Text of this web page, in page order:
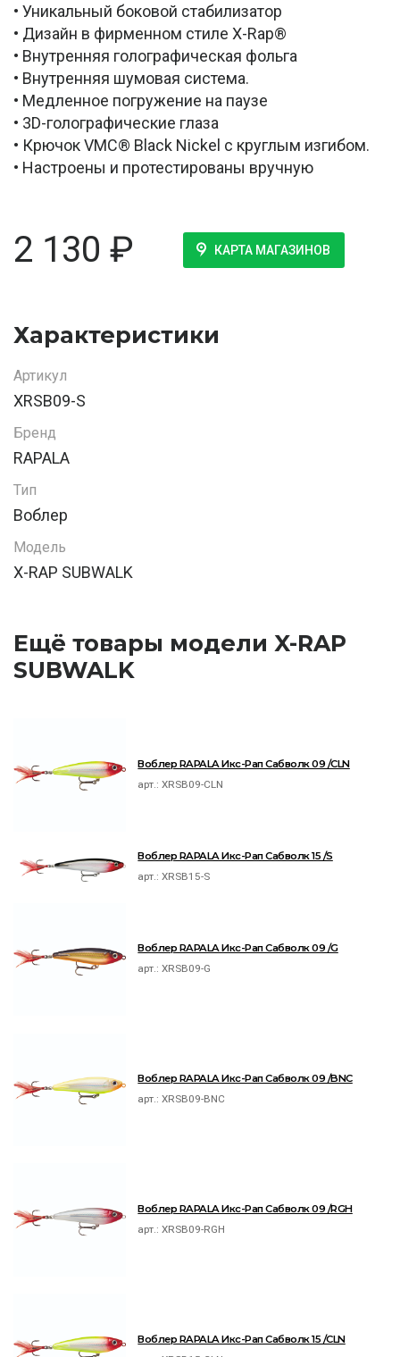
• Уникальный боковой стабилизатор
• Дизайн в фирменном стиле X-Rap®
• Внутренняя голографическая фольга
• Внутренняя шумовая система.
• Медленное погружение на паузе
• 3D-голографические глаза
• Крючок VMC® Black Nickel с круглым изгибом.
• Настроены и протестированы вручную
2 130 ₽ КАРТА МАГАЗИНОВ
Характеристики
Артикул
XRSB09-S
Бренд
RAPALA
Тип
Воблер
Модель
X-RAP SUBWALK
Ещё товары модели X-RAP
SUBWALK
Воблер RAPALA Икс-Рап Сабволк 09 /CLN
арт.:XRSB09-CLN
Воблер RAPALA Икс-Рап Сабволк 15 /S
арт.:XRSB15-S
Воблер RAPALA Икс-Рап Сабволк 09 /G
арт.:XRSB09-G
Воблер RAPALA Икс-Рап Сабволк 09 /BNC
арт.:XRSB09-BNC
Воблер RAPALA Икс-Рап Сабволк 09 /RGH
арт.:XRSB09-RGH
Воблер RAPALA Икс-Рап Сабволк 15 /CLN